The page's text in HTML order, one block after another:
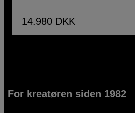
14.980 DKK
For kreatøren siden 1982